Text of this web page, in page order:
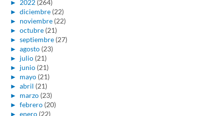
► 2022 (264)
► diciembre (22)
► noviembre (22)
► octubre (21)
► septiembre (27)
► agosto (23)
► julio (21)
► junio (21)
► mayo (21)
► abril (21)
► marzo (23)
► febrero (20)
► enero (22)